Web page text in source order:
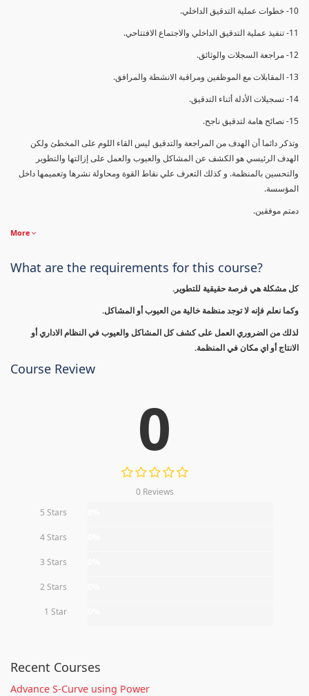
10- خطوات عملية التدقيق الداخلي.
11- تنفيذ عملية التدقيق الداخلي والاجتماع الافتتاحي.
12- مراجعة السجلات والوثائق.
13- المقابلات مع الموظفين ومراقبة الانشطة والمرافق.
14- تسجيلات الأدلة أثناء التدقيق.
15- نصائح هامة لتدقيق ناجح.
وتذكر دائما أن الهدف من المراجعة والتدقيق ليس القاء اللوم على المخطئ ولكن
الهدف الرئيسي هو الكشف عن المشاكل والعيوب والعمل على إزالتها والتطوير
والتحسين بالمنظمة. و كذلك التعرف علي نقاط القوة ومحاولة نشرها وتعميمها داخل
المؤسسة.
دمتم موفقين.
More
What are the requirements for this course?
كل مشكلة هي فرصة حقيقية للتطوير.
وكما نعلم فإنه لا توجد منظمة خالية من العيوب أو المشاكل.
لذلك من الضروري العمل على كشف كل المشاكل والعيوب في النظام الاداري أو
الانتاج أو اي مكان في المنظمة.
Course Review
0
0 Reviews
5 Stars
4 Stars
3 Stars
2 Stars
1 Star
Recent Courses
Advance S-Curve using Power